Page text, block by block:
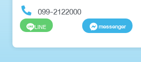
099-2122000
LINE messenger